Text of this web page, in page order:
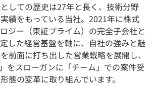
しての歴史は27年と長く、技術分野
績をもっている当社。2021年に株式
ジー（東証プライム）の完全子会社と
した経営基盤を軸に、自社の強みと魅
前面に打ち出した営業戦略を展開し、
をスローガンに「チーム」での案件受
態の変革に取り組んでいます。